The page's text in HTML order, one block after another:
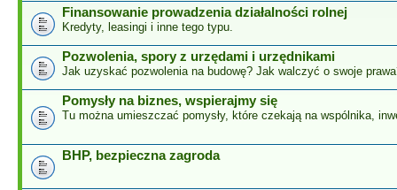
Finansowanie prowadzenia działalności rolnej
Kredyty, leasingi i inne tego typu.
Pozwolenia, spory z urzędami i urzędnikami
Jak uzyskać pozwolenia na budowę? Jak walczyć o swoje
Pomysły na biznes, wspierajmy się
Tu można umieszczać pomysły, które czekają na wspólnika,
BHP, bezpieczna zagroda